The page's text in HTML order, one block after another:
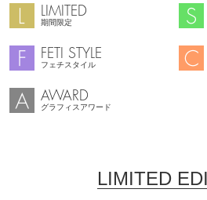
LIMITED
期間限定
FETI STYLE
フェチスタイル
AWARD
グラフィスアワード
LIMITED